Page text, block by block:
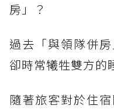
房」？
過去「與領隊併
卻時常犧牲雙方的
隨著旅客對於住